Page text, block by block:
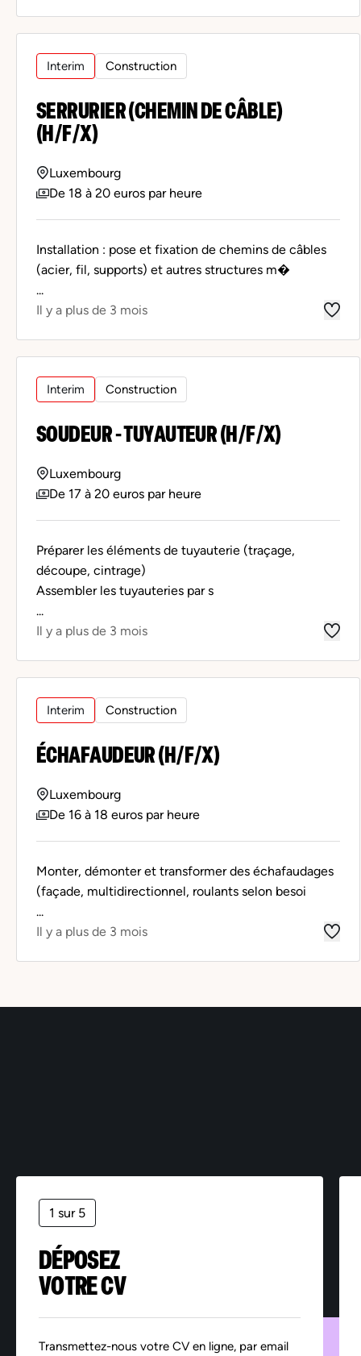
Interim Construction
SERRURIER (CHEMIN DE CÂBLE)
(H/F/X)
Luxembourg
De 18 à 20 euros par heure
Installation : pose et fixation de chemins de câbles
(acier, fil, supports) et autres structures m�
...
Il y a plus de 3 mois
Interim Construction
SOUDEUR - TUYAUTEUR (H/F/X)
Luxembourg
De 17 à 20 euros par heure
Préparer les éléments de tuyauterie (traçage,
découpe, cintrage)
Assembler les tuyauteries par s
...
Il y a plus de 3 mois
Interim Construction
ÉCHAFAUDEUR (H/F/X)
Luxembourg
De 16 à 18 euros par heure
Monter, démonter et transformer des échafaudages
(façade, multidirectionnel, roulants selon besoi
...
Il y a plus de 3 mois
1 sur 5
DÉPOSEZ
VOTRE CV
Transmettez-nous votre CV en ligne, par email